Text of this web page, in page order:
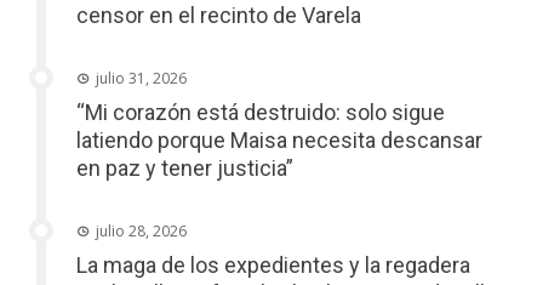
censor en el recinto de Varela
julio 31, 2026
“Mi corazón está destruido: solo sigue
latiendo porque Maisa necesita descansar
en paz y tener justicia”
julio 28, 2026
La maga de los expedientes y la regadera